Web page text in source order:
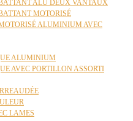
ALU DEUX VANTAUX
MOTORISÉ
ALUMINIUM AVEC
ALUMINIUM
AVEC PORTILLON ASSORTI
LAMES